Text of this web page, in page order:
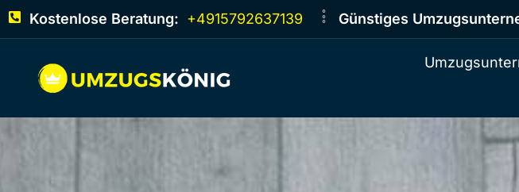
Kostenlose Beratung: +4915792637139 Günstiges